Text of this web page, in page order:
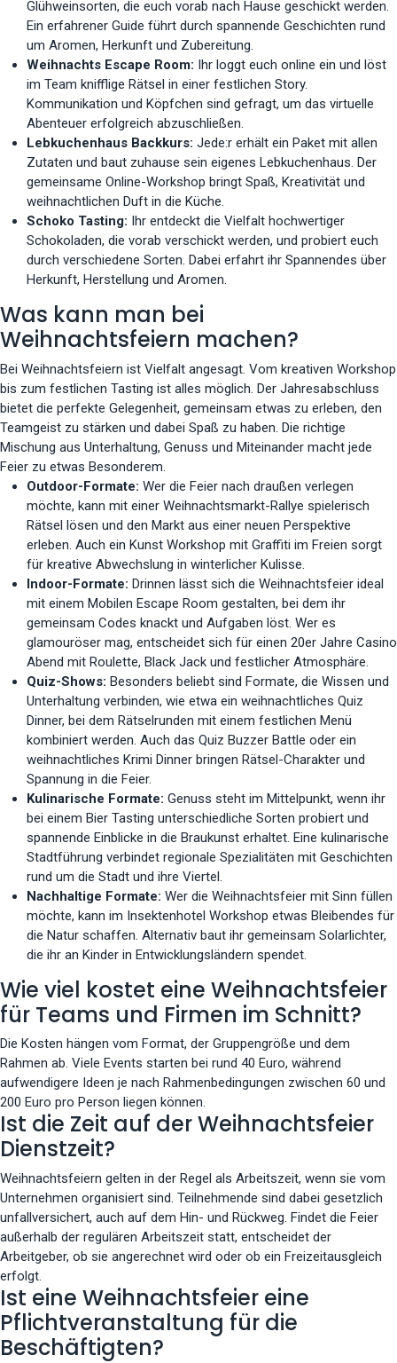
Glühweinsorten, die euch vorab nach Hause geschickt werden.
Ein erfahrener Guide führt durch spannende Geschichten rund
um Aromen, Herkunft und Zubereitung.
Weihnachts Escape Room: Ihr loggt euch online ein und löst
im Team knifflige Rätsel in einer festlichen Story.
Kommunikation und Köpfchen sind gefragt, um das virtuelle
Abenteuer erfolgreich abzuschließen.
Lebkuchenhaus Backkurs: Jede:r erhält ein Paket mit allen
Zutaten und baut zuhause sein eigenes Lebkuchenhaus. Der
gemeinsame Online-Workshop bringt Spaß, Kreativität und
weihnachtlichen Duft in die Küche.
Schoko Tasting: Ihr entdeckt die Vielfalt hochwertiger
Schokoladen, die vorab verschickt werden, und probiert euch
durch verschiedene Sorten. Dabei erfahrt ihr Spannendes über
Herkunft, Herstellung und Aromen.
Was kann man bei
Weihnachtsfeiern machen?
Bei Weihnachtsfeiern ist Vielfalt angesagt. Vom kreativen Workshop
bis zum festlichen Tasting ist alles möglich. Der Jahresabschluss
bietet die perfekte Gelegenheit, gemeinsam etwas zu erleben, den
Teamgeist zu stärken und dabei Spaß zu haben. Die richtige
Mischung aus Unterhaltung, Genuss und Miteinander macht jede
Feier zu etwas Besonderem.
Outdoor-Formate: Wer die Feier nach draußen verlegen
möchte, kann mit einer Weihnachtsmarkt-Rallye spielerisch
Rätsel lösen und den Markt aus einer neuen Perspektive
erleben. Auch ein Kunst Workshop mit Graffiti im Freien sorgt
für kreative Abwechslung in winterlicher Kulisse.
Indoor-Formate: Drinnen lässt sich die Weihnachtsfeier ideal
mit einem Mobilen Escape Room gestalten, bei dem ihr
gemeinsam Codes knackt und Aufgaben löst. Wer es
glamouröser mag, entscheidet sich für einen 20er Jahre Casino
Abend mit Roulette, Black Jack und festlicher Atmosphäre.
Quiz-Shows: Besonders beliebt sind Formate, die Wissen und
Unterhaltung verbinden, wie etwa ein weihnachtliches Quiz
Dinner, bei dem Rätselrunden mit einem festlichen Menü
kombiniert werden. Auch das Quiz Buzzer Battle oder ein
weihnachtliches Krimi Dinner bringen Rätsel-Charakter und
Spannung in die Feier.
Kulinarische Formate: Genuss steht im Mittelpunkt, wenn ihr
bei einem Bier Tasting unterschiedliche Sorten probiert und
spannende Einblicke in die Braukunst erhaltet. Eine kulinarische
Stadtführung verbindet regionale Spezialitäten mit Geschichten
rund um die Stadt und ihre Viertel.
Nachhaltige Formate: Wer die Weihnachtsfeier mit Sinn füllen
möchte, kann im Insektenhotel Workshop etwas Bleibendes für
die Natur schaffen. Alternativ baut ihr gemeinsam Solarlichter,
die ihr an Kinder in Entwicklungsländern spendet.
Wie viel kostet eine Weihnachtsfeier
für Teams und Firmen im Schnitt?
Die Kosten hängen vom Format, der Gruppengröße und dem
Rahmen ab. Viele Events starten bei rund 40 Euro, während
aufwendigere Ideen je nach Rahmenbedingungen zwischen 60 und
200 Euro pro Person liegen können.
Ist die Zeit auf der Weihnachtsfeier
Dienstzeit?
Weihnachtsfeiern gelten in der Regel als Arbeitszeit, wenn sie vom
Unternehmen organisiert sind. Teilnehmende sind dabei gesetzlich
unfallversichert, auch auf dem Hin- und Rückweg. Findet die Feier
außerhalb der regulären Arbeitszeit statt, entscheidet der
Arbeitgeber, ob sie angerechnet wird oder ob ein Freizeitausgleich
erfolgt.
Ist eine Weihnachtsfeier eine
Pflichtveranstaltung für die
Beschäftigten?